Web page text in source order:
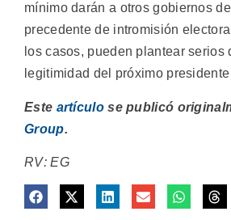
mínimo darán a otros gobiernos
precedente de intromisión
los casos, pueden plantear serios
legitimidad del próximo
Este artículose publicó
Group.
RV: EG